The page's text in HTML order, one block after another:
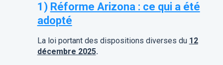
1) Réforme Arizona : ce qui a été
adopté
La loi portant des dispositions diverses du 12
décembre 2025.